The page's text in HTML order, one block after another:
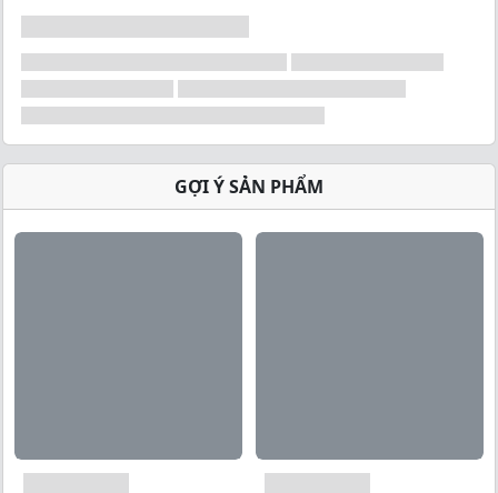
kiện có thể bảo vệ tối ưu khớp khuỷu tay , được cố
GỢI Ý SẢN PHẨM